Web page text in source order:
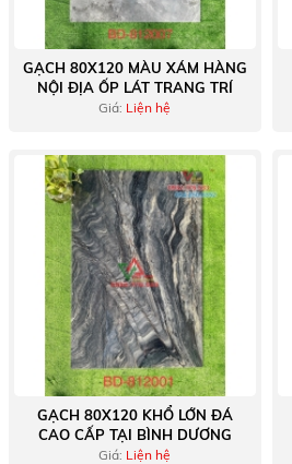
GẠCH 80X120 MÀU XÁM HÀNG
NỘI ĐỊA ỐP LÁT TRANG TRÍ
Giá: Liện hệ
GẠCH 80X120 KHỔ LỚN ĐÁ
CAO CẤP TẠI BÌNH DƯƠNG
Giá: Liện hệ